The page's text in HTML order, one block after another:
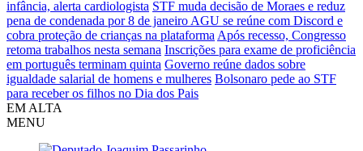
infância, alerta cardiologista STF muda decisão de Moraes e reduz
pena de condenada por 8 de janeiro AGU se reúne com Discord e
cobra proteção de crianças na plataforma Após recesso, Congresso
retoma trabalhos nesta semana Inscrições para exame de proficiência
em português terminam quinta Governo reúne dados sobre
igualdade salarial de homens e mulheres Bolsonaro pede ao STF
para receber os filhos no Dia dos Pais
EM ALTA
MENU